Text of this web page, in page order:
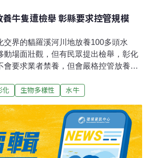
牛隻遭檢舉 彰縣要求控管規模
交界的貓羅溪河川地放養100多頭水
動場面壯觀，但有民眾提出檢舉，彰化
會要求業者禁養，但會嚴格控管放養規
園鄉的河川地放養100多頭的水牛及黃
看，也有攝影愛好者來到便橋拍照，不
觀看水牛，影響交通，險象環生。有民
牛違法，彰化縣政府農業處、台中市政
部水利署第三河川局人員19日前往現場
化 生物多樣性 水牛